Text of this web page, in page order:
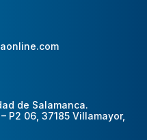
de Salamanca.
P2 06, 37185 Villamayor,